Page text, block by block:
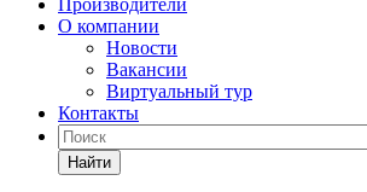
Производители
О компании
Новости
Вакансии
Виртуальный тур
Контакты
Найти